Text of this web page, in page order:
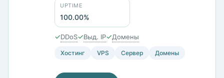
Юрлицо ООО «МакХост», работает с 2004
года.
UPTIME
100.00%
✓DDoS✓Выд. IP✓Домены
Хостинг VPS Сервер Домены